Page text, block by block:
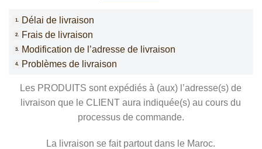
Délai de livraison
Frais de livraison
Modification de l’adresse de livraison
Problèmes de livraison
Les PRODUITS sont expédiés à (aux) l’adresse(s) de
livraison que le CLIENT aura indiquée(s) au cours du
processus de commande.
La livraison se fait partout dans le Maroc.